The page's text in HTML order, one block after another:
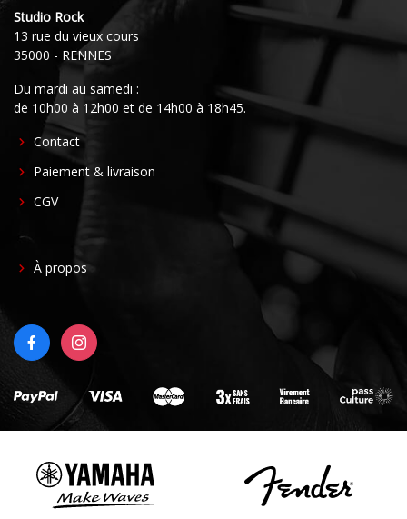
Studio Rock
13 rue du vieux cours
35000 - RENNES
Du mardi au samedi :
de 10h00 à 12h00 et de 14h00 à 18h45.
FOOTER
CENTER
Contact
Paiement & livraison
CGV
FOOTER
À propos
FACEBOOKINSTAGRAM